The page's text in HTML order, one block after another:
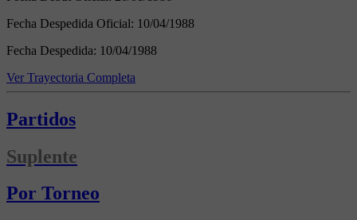
Fecha Despedida Oficial: 10/04/1988
Fecha Despedida: 10/04/1988
Ver Trayectoria Completa
Partidos
Suplente
Por Torneo